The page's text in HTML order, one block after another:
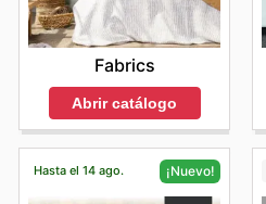
Fabrics
Abrir catálogo
Hasta el 14 ago. ¡Nuevo!